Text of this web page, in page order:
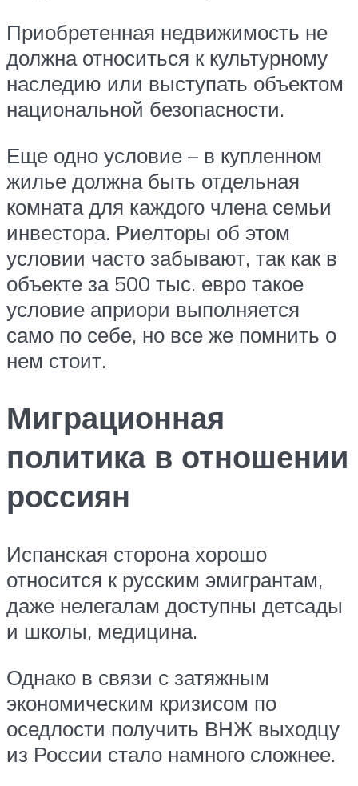
Приобретенная недвижимость не
должна относиться к культурному
наследию или выступать объектом
национальной безопасности.
Еще одно условие – в купленном
жилье должна быть отдельная
комната для каждого члена семьи
инвестора. Риелторы об этом
условии часто забывают, так как в
объекте за 500 тыс. евро такое
условие априори выполняется
само по себе, но все же помнить о
нем стоит.
Миграционная
политика в отношении
россиян
Испанская сторона хорошо
относится к русским эмигрантам,
даже нелегалам доступны детсады
и школы, медицина.
Однако в связи с затяжным
экономическим кризисом по
оседлости получить ВНЖ выходцу
из России стало намного сложнее.